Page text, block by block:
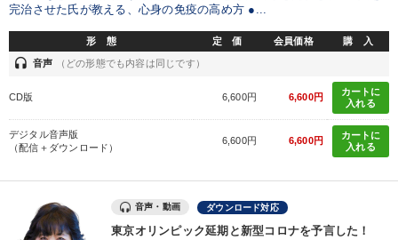
完治させた氏が教える、心身の免疫の高め方 ●...
形 態 定 価 会員価格 購 入
headset 音声 （どの形態でも内容は同じです）
CD版 6,600円 6,600円
カートに
入れる
デジタル音声版
（配信＋ダウンロード）
6,600円 6,600円
カートに
入れる
音声・動画 ダウンロード対応
東京オリンピック延期と新型コロナを予言した！